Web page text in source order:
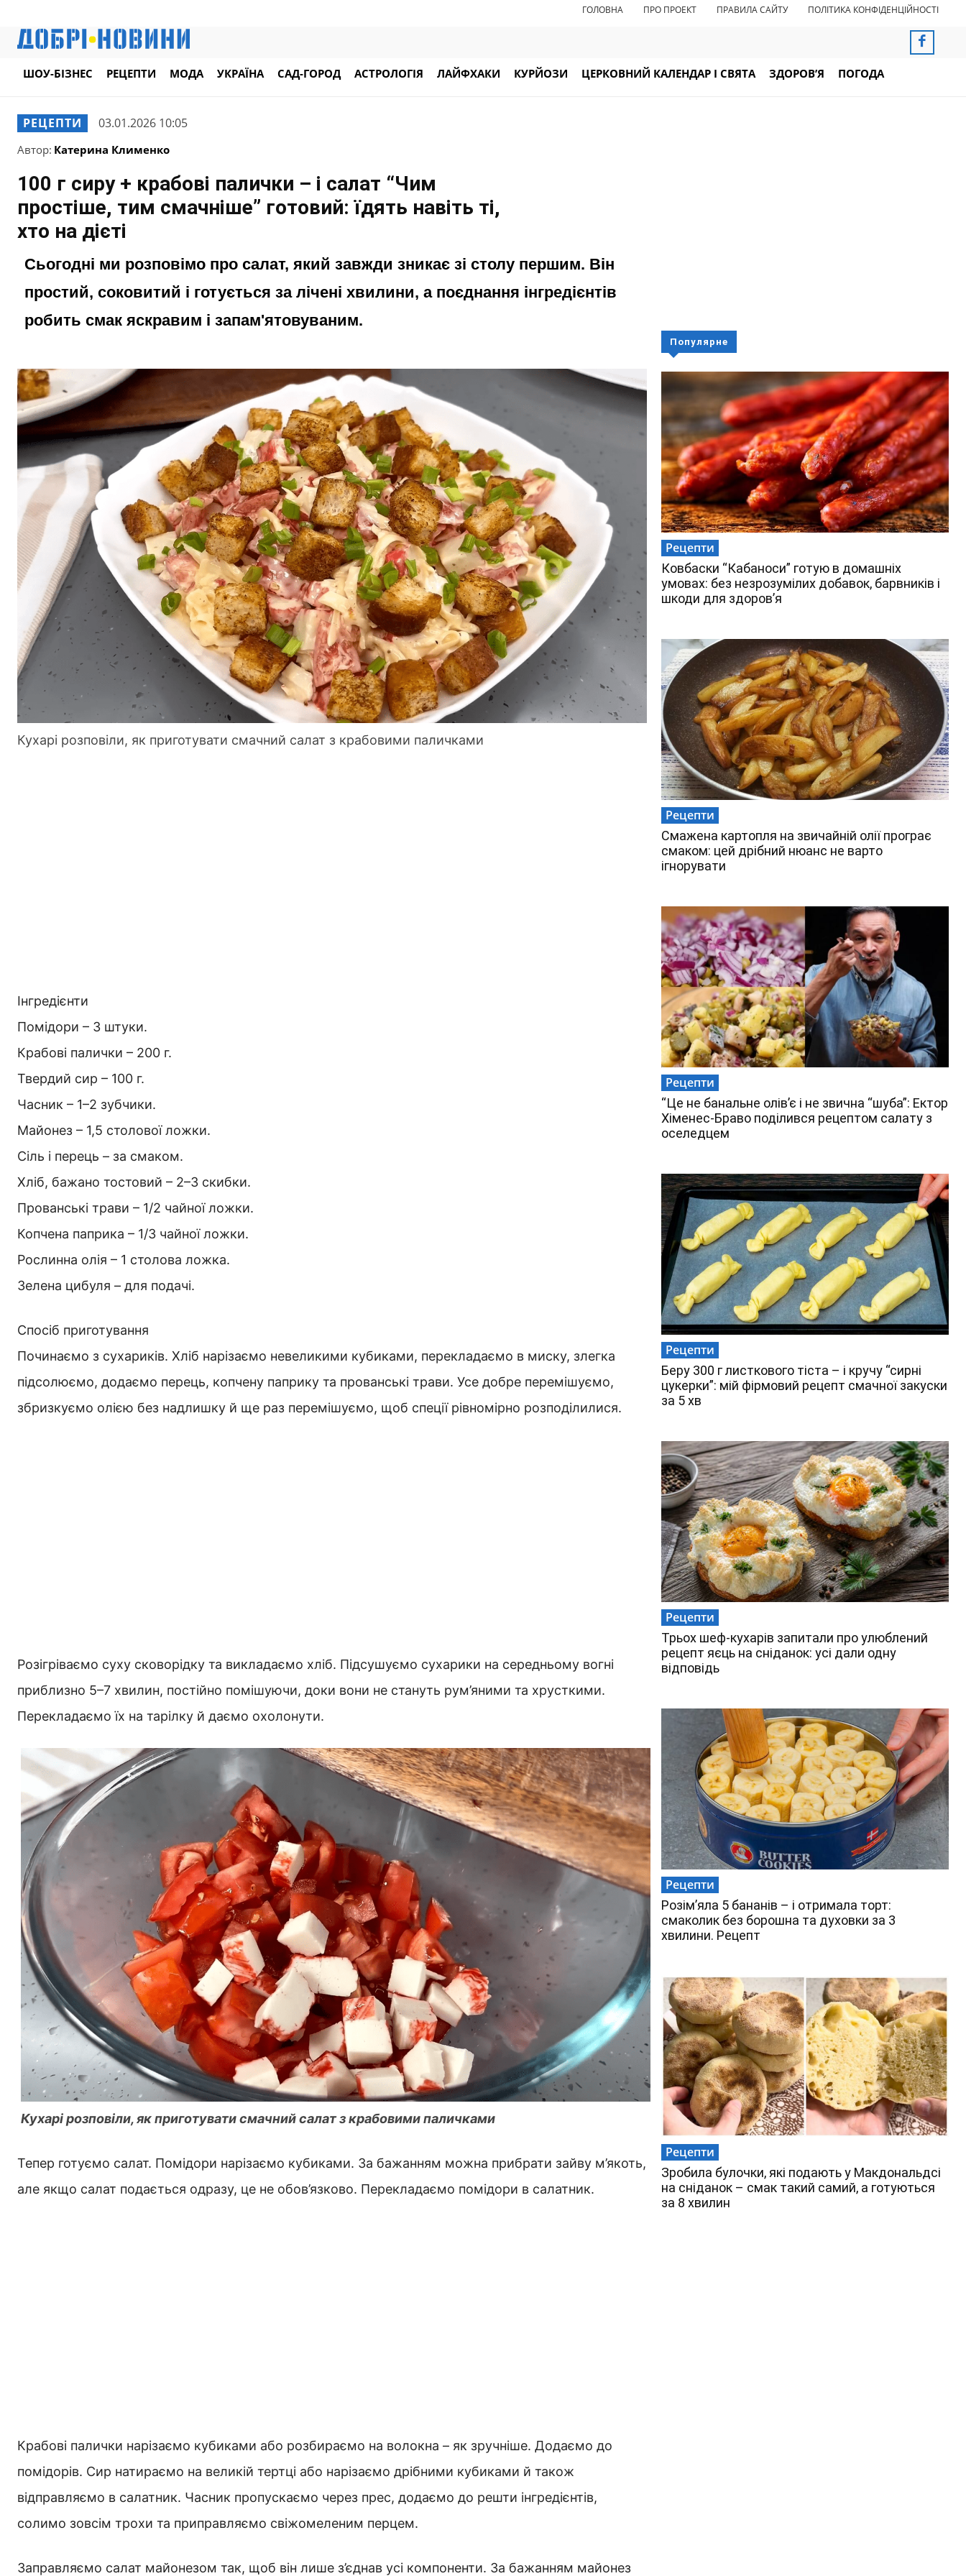
ГОЛОВНА ПРО ПРОЕКТ ПРАВИЛА САЙТУ ПОЛІТИКА КОНФІДЕНЦІЙНОСТІ
ШОУ-БІЗНЕС РЕЦЕПТИ МОДА УКРАЇНА САД-ГОРОД АСТРОЛОГІЯ ЛАЙФХАКИ КУРЙОЗИ ЦЕРКОВНИЙ КАЛЕНДАР І СВЯТА ЗДОРОВ’Я ПОГОДА
РЕЦЕПТИ 03.01.2026 10:05
Автор: Катерина Клименко
100 г сиру + крабові палички – і салат “Чим
простіше, тим смачніше” готовий: їдять навіть ті,
хто на дієті
Сьогодні ми розповімо про салат, який завжди зникає зі столу першим. Він
простий, соковитий і готується за лічені хвилини, а поєднання інгредієнтів
робить смак яскравим і запам'ятовуваним.
Кухарі розповіли, як приготувати смачний салат з крабовими паличками
Інгредієнти
Помідори – 3 штуки.
Крабові палички – 200 г.
Твердий сир – 100 г.
Часник – 1–2 зубчики.
Майонез – 1,5 столової ложки.
Сіль і перець – за смаком.
Хліб, бажано тостовий – 2–3 скибки.
Прованські трави – 1/2 чайної ложки.
Копчена паприка – 1/3 чайної ложки.
Рослинна олія – 1 столова ложка.
Зелена цибуля – для подачі.
Спосіб приготування
Починаємо з сухариків. Хліб нарізаємо невеликими кубиками, перекладаємо в миску, злегка
підсолюємо, додаємо перець, копчену паприку та прованські трави. Усе добре перемішуємо,
збризкуємо олією без надлишку й ще раз перемішуємо, щоб спеції рівномірно розподілилися.
Розігріваємо суху сковорідку та викладаємо хліб. Підсушуємо сухарики на середньому вогні
приблизно 5–7 хвилин, постійно помішуючи, доки вони не стануть рум’яними та хрусткими.
Перекладаємо їх на тарілку й даємо охолонути.
Кухарі розповіли, як приготувати смачний салат з крабовими паличками
Тепер готуємо салат. Помідори нарізаємо кубиками. За бажанням можна прибрати зайву м’якоть,
але якщо салат подається одразу, це не обов’язково. Перекладаємо помідори в салатник.
Крабові палички нарізаємо кубиками або розбираємо на волокна – як зручніше. Додаємо до
помідорів. Сир натираємо на великій тертці або нарізаємо дрібними кубиками й також
відправляємо в салатник. Часник пропускаємо через прес, додаємо до решти інгредієнтів,
солимо зовсім трохи та приправляємо свіжомеленим перцем.
Заправляємо салат майонезом так, щоб він лише з’єднав усі компоненти. За бажанням майонез
Популярне
Рецепти
Ковбаски “Кабаноси” готую в домашніх
умовах: без незрозумілих добавок, барвників і
шкоди для здоров’я
Рецепти
Смажена картопля на звичайній олії програє
смаком: цей дрібний нюанс не варто
ігнорувати
Рецепти
“Це не банальне олів’є і не звична “шуба”: Ектор
Хіменес-Браво поділився рецептом салату з
оселедцем
Рецепти
Беру 300 г листкового тіста – і кручу “сирні
цукерки”: мій фірмовий рецепт смачної закуски
за 5 хв
Рецепти
Трьох шеф-кухарів запитали про улюблений
рецепт яєць на сніданок: усі дали одну
відповідь
Рецепти
Розім’яла 5 бананів – і отримала торт:
смаколик без борошна та духовки за 3
хвилини. Рецепт
Рецепти
Зробила булочки, які подають у Макдональдсі
на сніданок – смак такий самий, а готуються
за 8 хвилин